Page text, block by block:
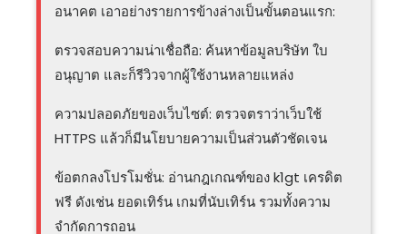
อนาคต เอาอย่างรายการข้างล่างเป็นขั้นตอนแรก:
ตรวจสอบความน่าเชื่อถือ: ค้นหาข้อมูลบริษัท ใบ
อนุญาต และก็รีวิวจากผู้ใช้งานหลายแหล่ง
ความปลอดภัยของเว็บไซต์: ตรวจตราว่าเว็บใช้
HTTPS แล้วก็มีนโยบายความเป็นส่วนตัวชัดเจน
ข้อตกลงโปรโมชั่น: อ่านกฎเกณฑ์ของ k1gt เครดิต
ฟรี ดังเช่น ยอดเทิร์น เกมที่นับเทิร์น รวมทั้งความ
จำกัดการถอน